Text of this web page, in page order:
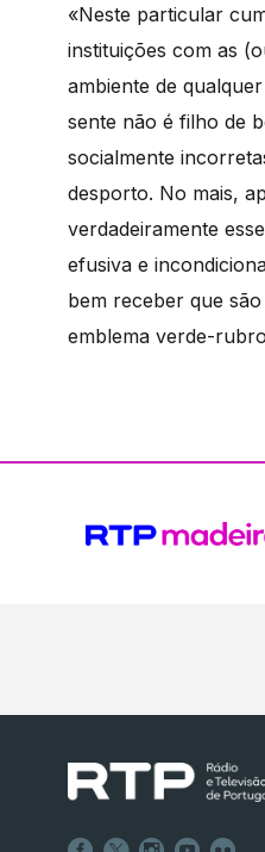
«Neste particular
instituições com as
ambiente de
sente não é filho de
socialmente
desporto. No mais,
verdadeiramente
efusiva e
bem receber que
emblema verde-